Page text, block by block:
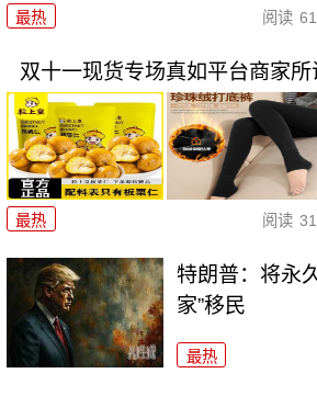
最热 阅读
双十一现货专场真如平台商家所
最热 阅读
特朗普：将永
家”移民
最热